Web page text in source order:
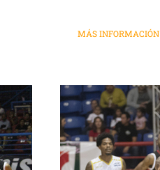
MÁS INFORMACIÓN